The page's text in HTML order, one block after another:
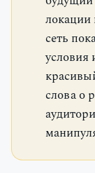
локации
сеть
условия
слова о